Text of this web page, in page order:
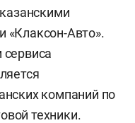
«Клаксон-Авто».
компаний по
техники.